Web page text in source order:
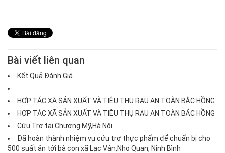
Bài viết liên quan
Kết Quả Đánh Giá
HỢP TÁC XÃ SẢN XUẤT VÀ TIÊU THỤ RAU AN TOÀN BẮC HỒNG
HỢP TÁC XÃ SẢN XUẤT VÀ TIÊU THỤ RAU AN TOÀN BẮC HỒNG
Cứu Trợ tại Chương Mỹ,Hà Nội
Đã hoàn thành nhiệm vụ cứu trợ thực phẩm để chuẩn bị cho
500 suất ăn tới bà con xã Lạc Vân,Nho Quan, Ninh Bình